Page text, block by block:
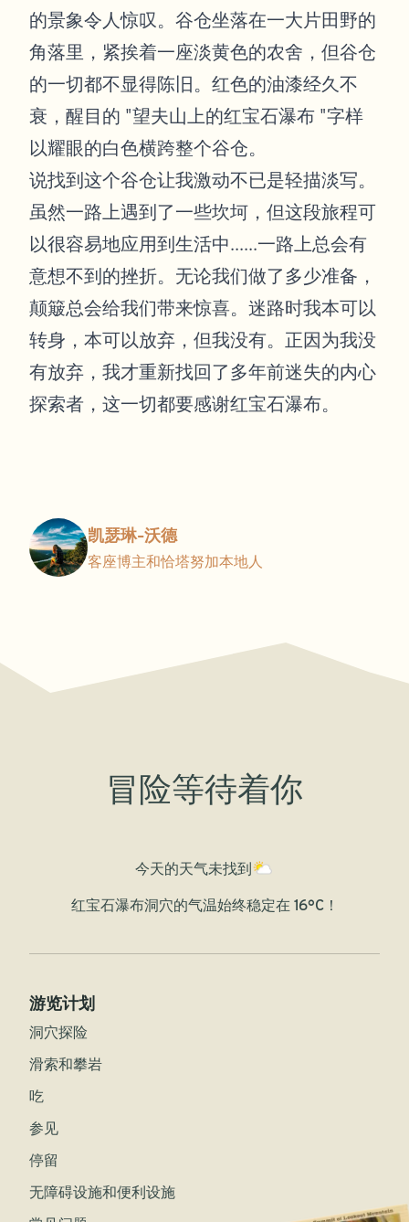
的景象令人惊叹。谷仓坐落在一大片田野的
角落里，紧挨着一座淡黄色的农舍，但谷仓
的一切都不显得陈旧。红色的油漆经久不
衰，醒目的 "望夫山上的红宝石瀑布 "字样
以耀眼的白色横跨整个谷仓。
说找到这个谷仓让我激动不已是轻描淡写。
虽然一路上遇到了一些坎坷，但这段旅程可
以很容易地应用到生活中......一路上总会有
意想不到的挫折。无论我们做了多少准备，
颠簸总会给我们带来惊喜。迷路时我本可以
转身，本可以放弃，但我没有。正因为我没
有放弃，我才重新找回了多年前迷失的内心
探索者，这一切都要感谢红宝石瀑布。
凯瑟琳-沃德
客座博主和恰塔努加本地人
冒险等待着你
今天的天气未找到
红宝石瀑布洞穴的气温始终稳定在 16°C！
游览计划
洞穴探险
滑索和攀岩
吃
参见
停留
无障碍设施和便利设施